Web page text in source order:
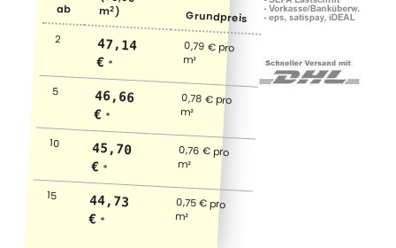
ab m2) Grundpreis
2 47,14
€ *
0,79 € pro
m²
5 46,66
€ *
0,78 € pro
m²
10 45,70
€ *
0,76 € pro
m²
15 44,73
€ *
0,75 € pro
m²